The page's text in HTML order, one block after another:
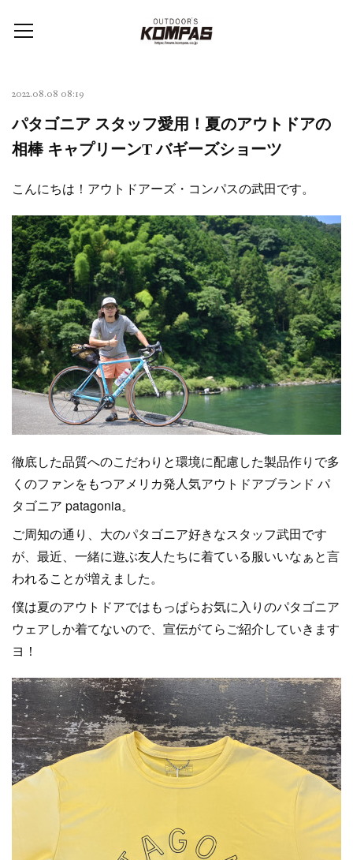
2022.08.08 08:19
パタゴニア スタッフ愛用！夏のアウトドアの
相棒 キャプリーンT バギーズショーツ
こんにちは！アウトドアーズ・コンパスの武田です。
徹底した品質へのこだわりと環境に配慮した製品作りで多
くのファンをもつアメリカ発人気アウトドアブランド パ
タゴニア patagonia。
ご周知の通り、大のパタゴニア好きなスタッフ武田です
が、最近、一緒に遊ぶ友人たちに着ている服いいなぁと言
われることが増えました。
僕は夏のアウトドアではもっぱらお気に入りのパタゴニア
ウェアしか着てないので、宣伝がてらご紹介していきます
ヨ！